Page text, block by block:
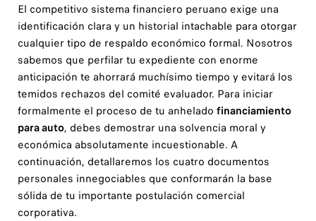
El competitivo sistema financiero peruano exige una
identificación clara y un historial intachable para otorgar
cualquier tipo de respaldo económico formal. Nosotros
sabemos que perfilar tu expediente con enorme
anticipación te ahorrará muchísimo tiempo y evitará los
temidos rechazos del comité evaluador. Para iniciar
formalmente el proceso de tu anhelado financiamiento
para auto, debes demostrar una solvencia moral y
económica absolutamente incuestionable. A
continuación, detallaremos los cuatro documentos
personales innegociables que conformarán la base
sólida de tu importante postulación comercial
corporativa.